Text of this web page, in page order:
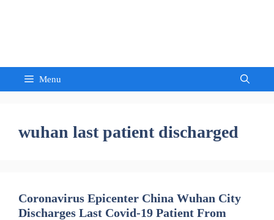
Menu
wuhan last patient discharged
Coronavirus Epicenter China Wuhan City
Discharges Last Covid-19 Patient From